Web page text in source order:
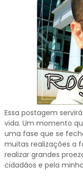
Essa postagem
vida. Um momento
uma fase que se
muitas realizações a
realizar grandes
cidadãos e pela